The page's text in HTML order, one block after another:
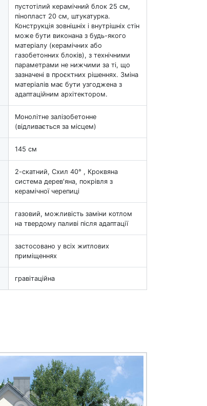
пустотілий керамічний блок 25 см,
пінопласт 20 см, штукатурка.
Конструкція зовнішніх і внутрішніх стін
може бути виконана з будь-якого
матеріалу (керамічних або
газобетонних блоків), з технічними
параметрами не нижчими за ті, що
зазначені в проєктних рішеннях. Зміна
матеріалів має бути узгоджена з
адаптаційним архітектором.
Монолітне залізобетонне
(відливається за місцем)
145 см
2-скатний, Схил 40° , Кроквяна
система дерев'яна, покрівля з
керамічної черепиці
газовий, можливість заміни котлом
на твердому паливі після адаптації
застосовано у всіх житлових
приміщеннях
гравітаційна